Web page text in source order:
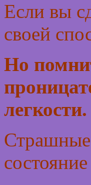
Если вы
своей
Но
легкости.
Страшные